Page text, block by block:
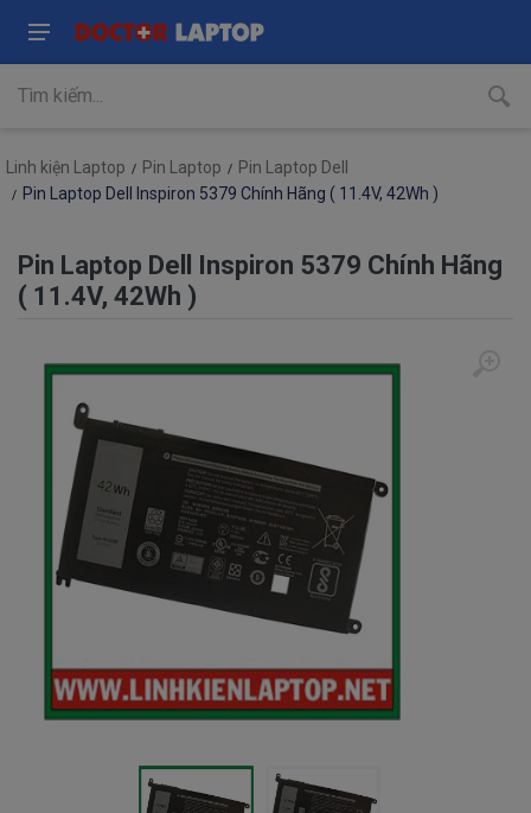
Linh kiện Laptop Pin Laptop
Pin Laptop Dell
Pin Laptop Dell Inspiron 5379 Chính Hãng ( 11.4V, 42Wh )
Pin Laptop Dell Inspiron 5379 Chính Hãng
( 11.4V, 42Wh )